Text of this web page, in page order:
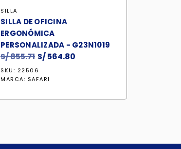
SILLA
SILLA DE OFICINA
ERGONÓMICA
PERSONALIZADA - G23N1019
S/855.71 El
precio
original
S/ 855.71.
S/564.80
S/ 564.80.
SKU: 22506
MARCA: SAFARI